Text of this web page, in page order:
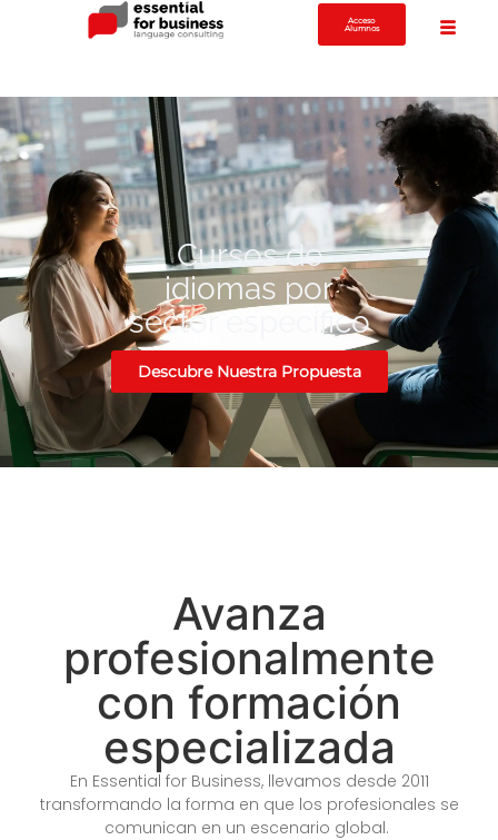
Acceso
Alumnos
Cursos de
idiomas por
sector específico
Descubre Nuestra Propuesta
Avanza
profesionalmente
con formación
especializada
En Essential for Business, llevamos desde 2011
transformando la forma en que los profesionales se
comunican en un escenario global.